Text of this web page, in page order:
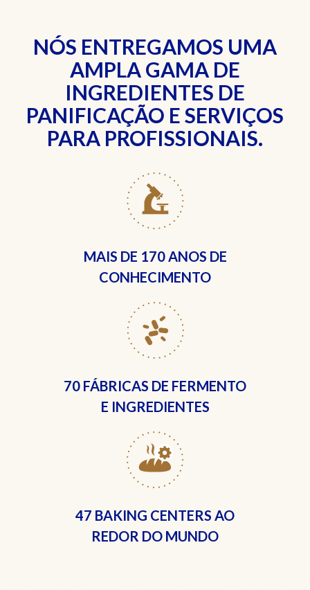
NÓS ENTREGAMOS UMA
AMPLA GAMA DE
INGREDIENTES DE
PANIFICAÇÃO E SERVIÇOS
PARA PROFISSIONAIS.
MAIS DE 170 ANOS DE
CONHECIMENTO
70 FÁBRICAS DE FERMENTO
E INGREDIENTES
47 BAKING CENTERS AO
REDOR DO MUNDO